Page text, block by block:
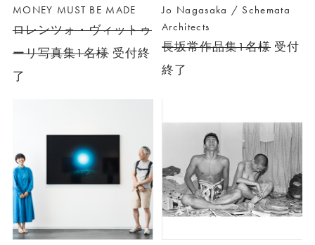
MONEY MUST BE MADE
ロレンツォ・ヴィットゥ
ーリ写真集1名様受付終
了
Jo Nagasaka / Schemata
Architects
長坂常作品集1名様受付
終了